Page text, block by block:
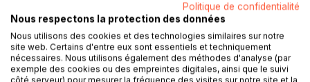
Politique de confidentialité
Nous respectons la protection des données
Nous utilisons des cookies et des technologies similaires sur notre
site web. Certains d'entre eux sont essentiels et techniquement
nécessaires. Nous utilisons également des méthodes d'analyse (par
exemple des cookies ou des empreintes digitales, ainsi que le suivi
côté serveur) pour mesurer la fréquence des visites sur notre site et la